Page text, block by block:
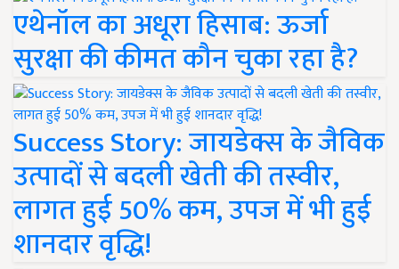
एथेनॉल का अधूरा हिसाब: ऊर्जा
सुरक्षा की कीमत कौन चुका रहा है?
Success Story: जायडेक्स के जैविक
उत्पादों से बदली खेती की तस्वीर,
लागत हुई 50% कम, उपज में भी हुई
शानदार वृद्धि!